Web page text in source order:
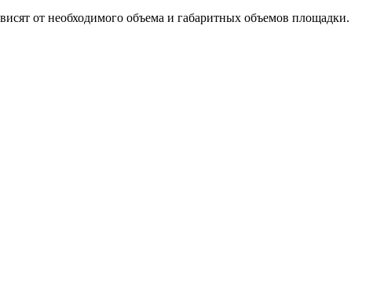
от необходимого объема и габаритных объемов площадки.